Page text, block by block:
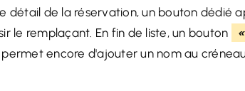
détail de la réservation, un bouton dédié
le remplaçant. En fin de liste, un bouton
encore d'ajouter un nom au